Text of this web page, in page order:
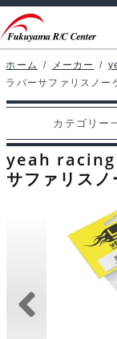
ビ
ゲ
ー
シ
へ
ン
テ
ン
ツ
キ
ホームページ
マイアカウント
カート
支払い
カテゴリー一覧
メーカーから探
お問い合わせ
ホーム / メーカー /
ラバーサファリスノ
カテゴリー
yeah racing
サファリス